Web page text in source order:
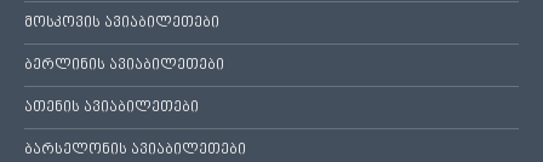
მოსკოვის ავიაბილეთები
ბერლინის ავიაბილეთები
ათენის ავიაბილეთები
ბარსელონის ავიაბილეთები